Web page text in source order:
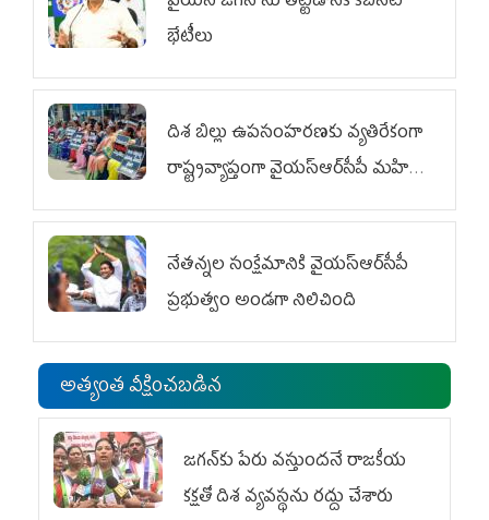
భేటీలు
దిశ బిల్లు ఉపసంహరణకు వ్యతిరేకంగా
రాష్ట్రవ్యాప్తంగా వైయ‌స్ఆర్‌సీపీ మహిళా
విభాగం ఆందోళనలు
నేతన్నల సంక్షేమానికి వైయ‌స్ఆర్‌సీపీ
ప్రభుత్వం అండగా నిలిచింది
అత్యంత వీక్షించబడిన
జగన్‌కు పేరు వస్తుందనే రాజకీయ
కక్షతో దిశ వ్య‌వ‌స్థ‌ను రద్దు చేశారు